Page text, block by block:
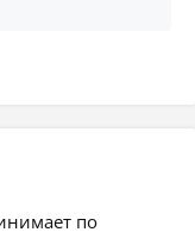
по